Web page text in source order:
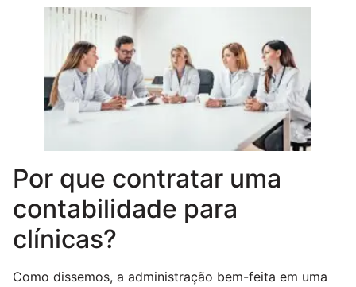
Por que contratar uma
contabilidade para
clínicas?
Como dissemos, a administração bem-feita em uma